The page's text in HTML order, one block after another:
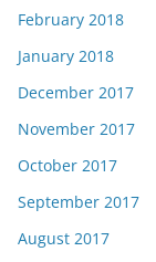
February 2018
January 2018
December 2017
November 2017
October 2017
September 2017
August 2017